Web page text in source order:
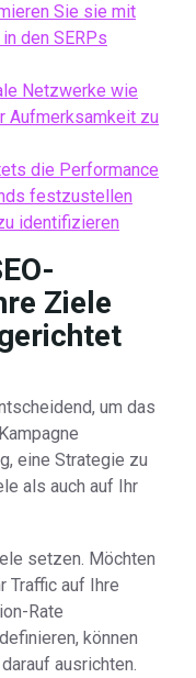
Sie sie mit
den SERPs
Netzwerke wie
Aufmerksamkeit zu
die Performance
festzustellen
identifizieren
Ziele
um das
eine Strategie zu
als auch auf Ihr
setzen. Möchten
Traffic auf Ihre
Rate
können
ausrichten.